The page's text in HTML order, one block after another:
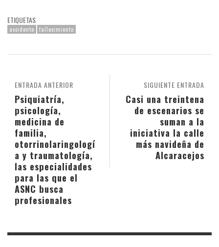
ETIQUETAS
accidente fallecimiento
SIGUIENTE ENTRADA
Casi una treintena
de escenarios se
suman a la
iniciativa la calle
más navideña de
Alcaracejos
ENTRADA ANTERIOR
Psiquiatría,
psicología,
medicina de
familia,
otorrinolaringologí
a y traumatología,
las especialidades
para las que el
ASNC busca
profesionales